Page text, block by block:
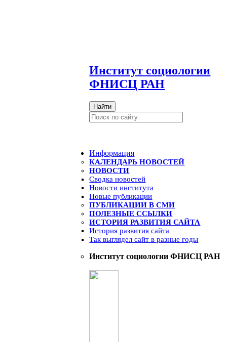
Институт социологии
ФНИСЦ РАН
Найти
Информация
КАЛЕНДАРЬ НОВОСТЕЙ
НОВОСТИ
Сводка новостей
Новости института
Новые публикации
ПУБЛИКАЦИИ В СМИ
ПОЛЕЗНЫЕ ССЫЛКИ
ИСТОРИЯ РАЗВИТИЯ САЙТА
История развития сайта
Так выглядел сайт в разные годы
Институт социологии ФНИСЦ РАН